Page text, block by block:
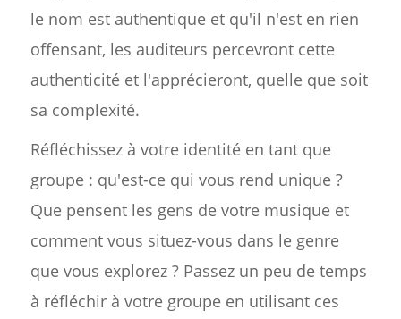
le nom est authentique et qu'il n'est en rien
offensant, les auditeurs percevront cette
authenticité et l'apprécieront, quelle que soit
sa complexité.
Réfléchissez à votre identité en tant que
groupe : qu'est-ce qui vous rend unique ?
Que pensent les gens de votre musique et
comment vous situez-vous dans le genre
que vous explorez ? Passez un peu de temps
à réfléchir à votre groupe en utilisant ces